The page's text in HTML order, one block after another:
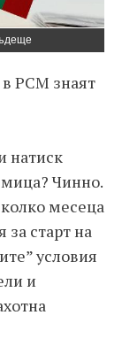
в РСМ знаят
натиск
Чинно.
месеца
за старт на
условия
и